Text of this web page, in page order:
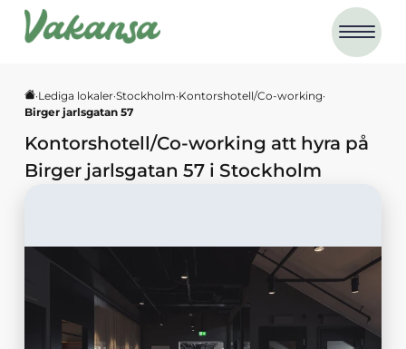
·Lediga lokaler·Stockholm·Kontorshotell/Co-working·
Birger jarlsgatan 57
Kontorshotell/Co-working att hyra på
Birger jarlsgatan 57 i Stockholm